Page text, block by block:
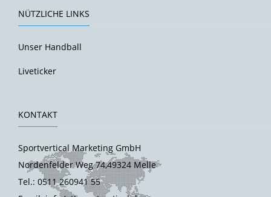
NÜTZLICHE LINKS
Unser Handball
Liveticker
KONTAKT
Sportvertical Marketing GmbH
Nordenfelder Weg 74,49324 Melle
Tel.: 0511 260941 55